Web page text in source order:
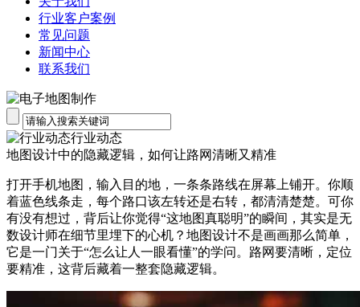
行业客户案例
常见问题
新闻中心
联系我们
行业动态
地图设计中的隐藏逻辑，如何让路网清晰又精准
打开手机地图，输入目的地，一条条路线在屏幕上铺开。你顺
着蓝色线条走，每个路口该左转还是右转，都清清楚楚。可你
有没有想过，背后让你觉得“这地图真聪明”的瞬间，其实是无
数设计师在细节里埋下的心机？地图设计不是画画那么简单，
它是一门关于“怎么让人一眼看懂”的学问。路网要清晰，定位
要精准，这背后藏着一整套隐藏逻辑。